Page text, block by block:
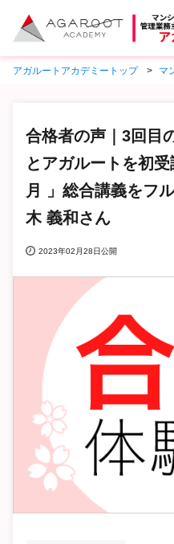
アガルートアカデミートップ マ
合格者の声｜3回目
とアガルートを初
月 」総合講義をフ
木 義和さん
2023年02月28日公開